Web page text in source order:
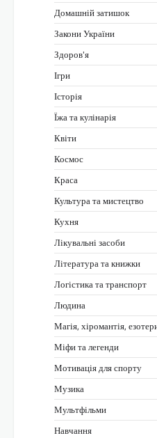
Домашній затишок
Закони України
Здоров'я
Ігри
Історія
Їжа та кулінарія
Квіти
Космос
Краса
Культура та мистецтво
Кухня
Лікувальні засоби
Література та книжки
Логістика та транспорт
Людина
Магія, хіромантія,
Міфи та легенди
Мотивація для спорту
Музика
Мультфільми
Навчання